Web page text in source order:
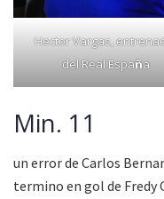
Hector Vargas,
del Real España
Min. 11
un error de Carlos
termino en gol de Fredy